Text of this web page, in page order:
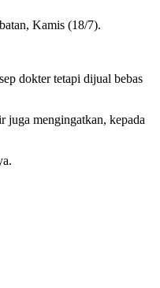
Kamis (18/7).
dokter tetapi dijual bebas
juga mengingatkan, kepada